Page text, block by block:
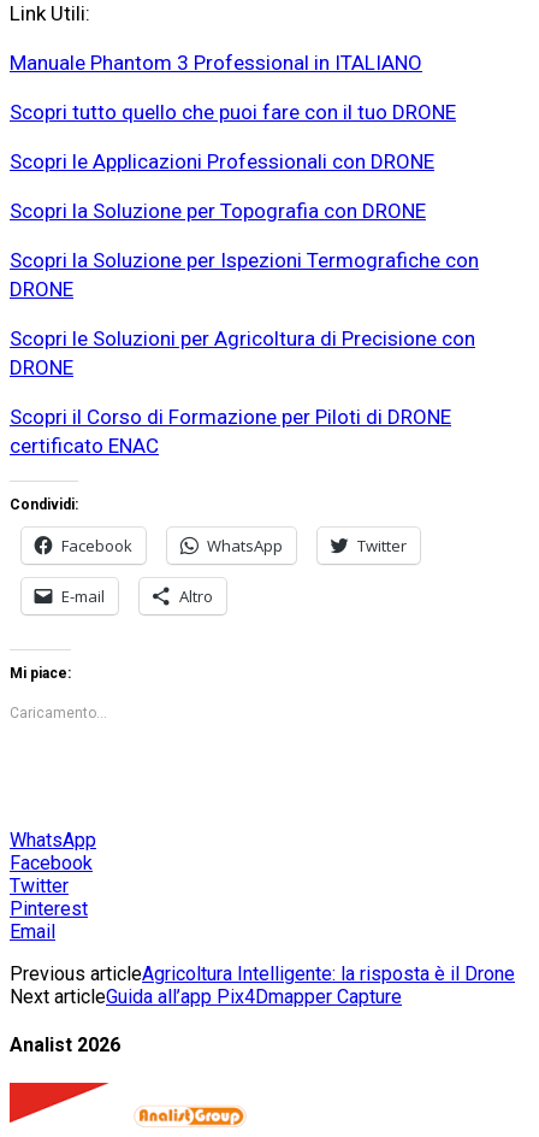
Link Utili:
Manuale Phantom 3 Professional in ITALIANO
Scopri tutto quello che puoi fare con il tuo DRONE
Scopri le Applicazioni Professionali con DRONE
Scopri la Soluzione per Topografia con DRONE
Scopri la Soluzione per Ispezioni Termografiche con
DRONE
Scopri le Soluzioni per Agricoltura di Precisione con
DRONE
Scopri il Corso di Formazione per Piloti di DRONE
certificato ENAC
Condividi:
Facebook WhatsApp Twitter
E-mail Altro
Mi piace:
Caricamento...
WhatsApp
Facebook
Twitter
Pinterest
Email
Previous articleAgricoltura Intelligente: la risposta è il Drone
Next articleGuida all’app Pix4Dmapper Capture
Analist 2026